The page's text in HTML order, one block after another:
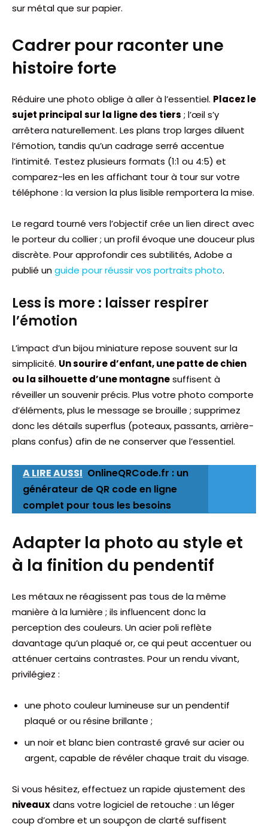
sur métal que sur papier.
Cadrer pour raconter une
histoire forte
Réduire une photo oblige à aller à l’essentiel. Placez le
sujet principal sur la ligne des tiers ; l’œil s’y
arrêtera naturellement. Les plans trop larges diluent
l’émotion, tandis qu’un cadrage serré accentue
l’intimité. Testez plusieurs formats (1:1 ou 4:5) et
comparez-les en les affichant tour à tour sur votre
téléphone : la version la plus lisible remportera la mise.
Le regard tourné vers l’objectif crée un lien direct avec
le porteur du collier ; un profil évoque une douceur plus
discrète. Pour approfondir ces subtilités, Adobe a
publié unguide pour réussir vos portraits photo.
Less is more : laisser respirer
l’émotion
L’impact d’un bijou miniature repose souvent sur la
simplicité. Un sourire d’enfant, une patte de chien
ou la silhouette d’une montagnesuffisent à
réveiller un souvenir précis. Plus votre photo comporte
d’éléments, plus le message se brouille ; supprimez
donc les détails superflus (poteaux, passants, arrière-
plans confus) afin de ne conserver que l’essentiel.
A LIRE AUSSI OnlineQRCode.fr : un
générateur de QR code en ligne
complet pour tous les besoins
Adapter la photo au style et
à la finition du pendentif
Les métaux ne réagissent pas tous de la même
manière à la lumière ; ils influencent donc la
perception des couleurs. Un acier poli reflète
davantage qu’un plaqué or, ce qui peut accentuer ou
atténuer certains contrastes. Pour un rendu vivant,
privilégiez :
une photo couleur lumineuse sur un pendentif
plaqué or ou résine brillante ;
un noir et blanc bien contrasté gravé sur acier ou
argent, capable de révéler chaque trait du visage.
Si vous hésitez, effectuez un rapide ajustement des
niveauxdans votre logiciel de retouche : un léger
coup d’ombre et un soupçon de clarté suffisent